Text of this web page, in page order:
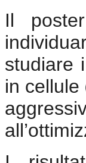
Il
studiare
in